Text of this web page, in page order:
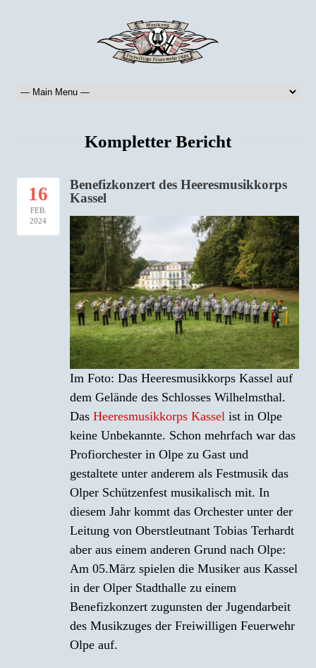
Kompletter Bericht
16
FEB.
2024
Benefizkonzert des Heeresmusikkorps
Kassel
Im Foto: Das Heeresmusikkorps Kassel auf
dem Gelände des Schlosses Wilhelmsthal.
Das Heeresmusikkorps Kassel ist in Olpe
keine Unbekannte. Schon mehrfach war das
Profiorchester in Olpe zu Gast und
gestaltete unter anderem als Festmusik das
Olper Schützenfest musikalisch mit. In
diesem Jahr kommt das Orchester unter der
Leitung von Oberstleutnant Tobias Terhardt
aber aus einem anderen Grund nach Olpe:
Am 05.März spielen die Musiker aus Kassel
in der Olper Stadthalle zu einem
Benefizkonzert zugunsten der Jugendarbeit
des Musikzuges der Freiwilligen Feuerwehr
Olpe auf.